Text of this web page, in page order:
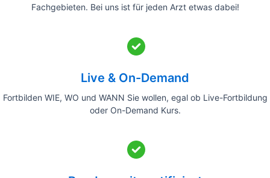
Fachgebieten. Bei uns ist für jeden Arzt etwas dabei!
Live & On-Demand
Fortbilden WIE, WO und WANN Sie wollen, egal ob Live-Fortbildung
oder On-Demand Kurs.